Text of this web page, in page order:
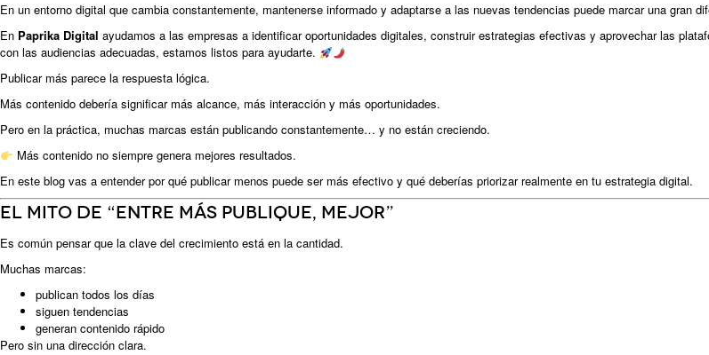
En un entorno digital que cambia constantemente, mantenerse informado y adaptarse a las nuevas tendencias puede marcar una gran
En Paprika Digital ayudamos a las empresas a identificar oportunidades digitales, construir estrategias efectivas y aprovechar las
con las audiencias adecuadas, estamos listos para ayudarte.
Publicar más parece la respuesta lógica.
Más contenido debería significar más alcance, más interacción y más oportunidades.
Pero en la práctica, muchas marcas están publicando constantemente… y no están creciendo.
Más contenido no siempre genera mejores resultados.
En este blog vas a entender por qué publicar menos puede ser más efectivo y qué deberías priorizar realmente en tu estrategia digital.
El mito de “entre más publique, mejor”
Es común pensar que la clave del crecimiento está en la cantidad.
Muchas marcas:
publican todos los días
siguen tendencias
generan contenido rápido
Pero sin una dirección clara.